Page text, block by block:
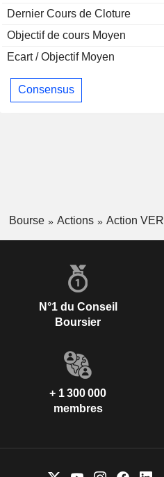
Dernier Cours de Cloture
Objectif de cours Moyen
Ecart / Objectif Moyen
Consensus
Bourse Actions Action VER
N°1 du Conseil
Boursier
+ 1 300 000
membres